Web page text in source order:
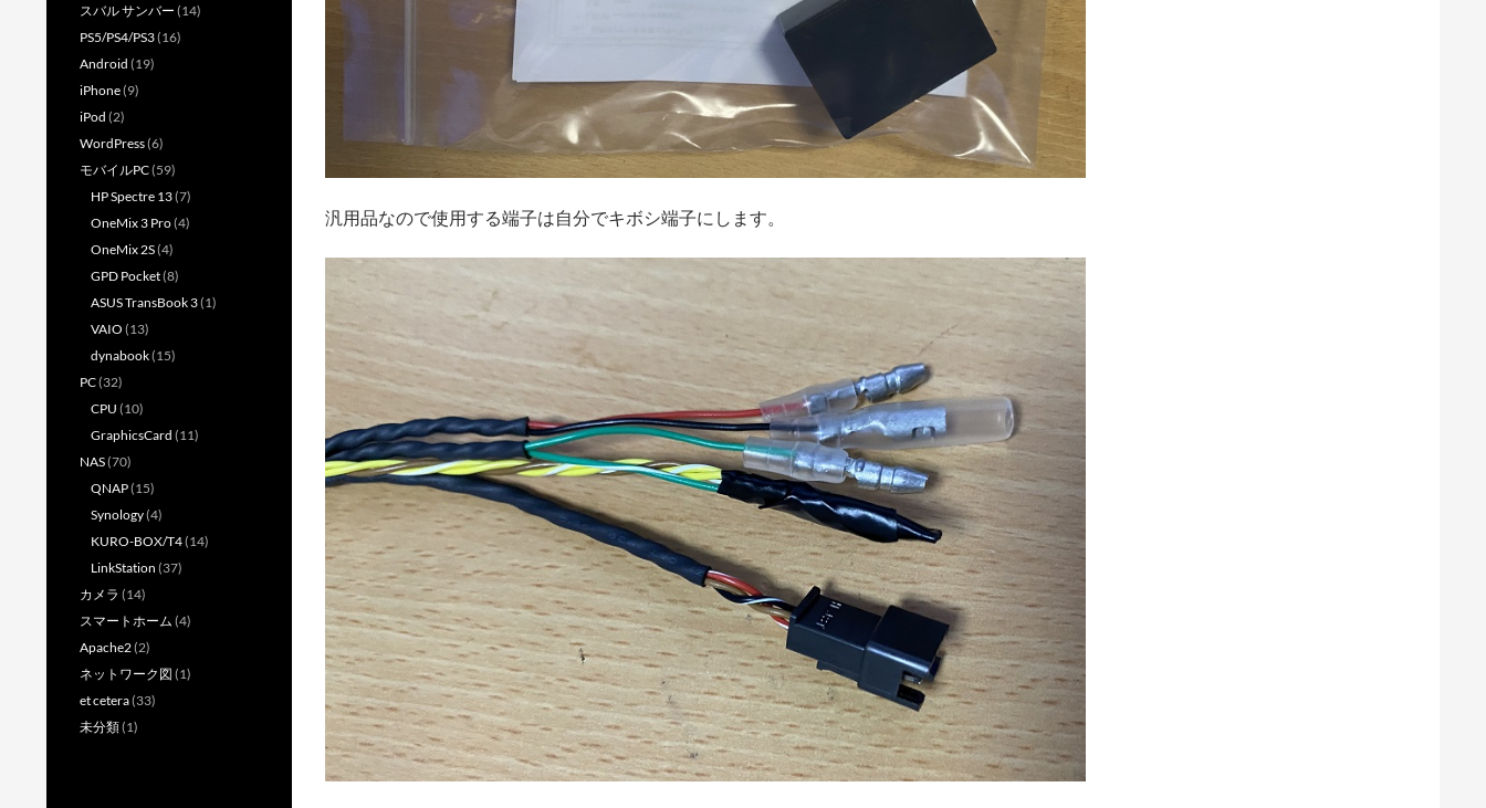
汎用品なので使用する端子は自分でキボシ端子にします。
スバル サンバー (14)
PS5/PS4/PS3(16)
Android (19)
iPhone(9)
iPod (2)
WordPress(6)
モバイルPC(59)
HP Spectre 13(7)
OneMix 3 Pro(4)
OneMix 2S(4)
GPD Pocket(8)
ASUS TransBook 3(1)
VAIO (13)
dynabook(15)
PC(32)
CPU (10)
GraphicsCard (11)
NAS(70)
QNAP(15)
Synology(4)
KURO-BOX/T4(14)
LinkStation (37)
カメラ (14)
スマートホーム (4)
Apache2(2)
ネットワーク図 (1)
et cetera(33)
未分類(1)